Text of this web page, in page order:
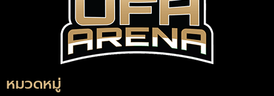
หมวดหมู่